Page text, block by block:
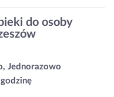
do osoby
Jednorazowo
godzinę